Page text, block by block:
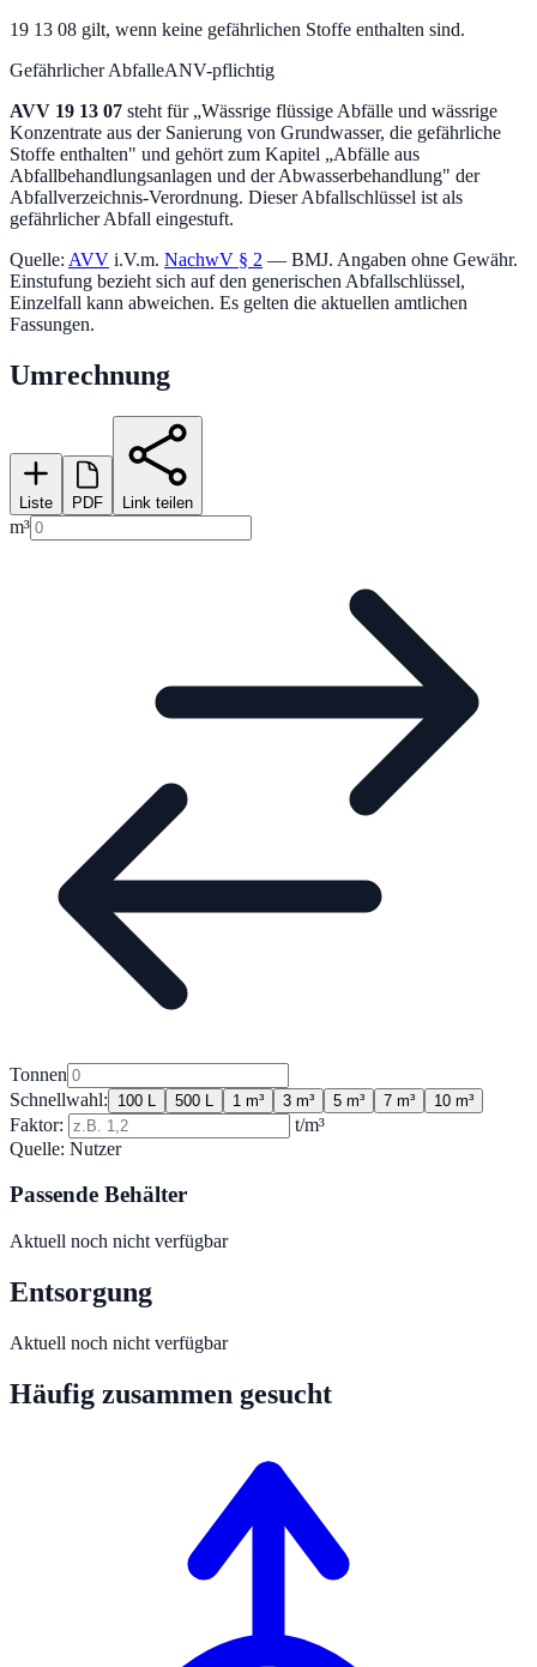
19 13 08 gilt, wenn keine gefährlichen Stoffe enthalten sind.
Gefährlicher AbfalleANV-pflichtig
AVV 19 13 07 steht für „Wässrige flüssige Abfälle und wässrige
Konzentrate aus der Sanierung von Grundwasser, die gefährliche
Stoffe enthalten" und gehört zum Kapitel „Abfälle aus
Abfallbehandlungsanlagen und der Abwasserbehandlung" der
Abfallverzeichnis-Verordnung. Dieser Abfallschlüssel ist als
gefährlicher Abfall eingestuft.
Quelle: AVV i.V.m. NachwV § 2 — BMJ. Angaben ohne Gewähr.
Einstufung bezieht sich auf den generischen Abfallschlüssel,
Einzelfall kann abweichen. Es gelten die aktuellen amtlichen
Fassungen.
Umrechnung
Liste PDF Link teilen
m³
Tonnen
Schnellwahl:
100 L 500 L 1 m³ 3 m³ 5 m³ 7 m³ 10 m³
Faktor:
t/m³
Quelle: Nutzer
Passende Behälter
Aktuell noch nicht verfügbar
Entsorgung
Aktuell noch nicht verfügbar
Häufig zusammen gesucht